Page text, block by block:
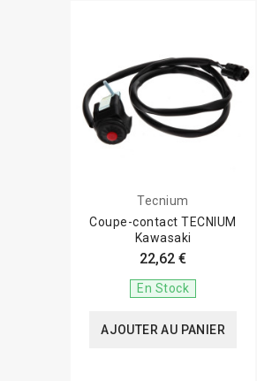
Tecnium
Coupe-contact TECNIUM
Kawasaki
22,62 €
En Stock
AJOUTER AU PANIER